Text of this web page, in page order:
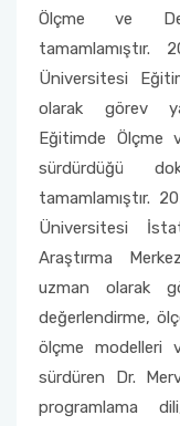
Ölçme ve
tamamlamıştır.
Üniversitesi
olarak görev
Eğitimde Ölçme
sürdürdüğü
tamamlamıştır.
Üniversitesi
Araştırma
uzman olarak
değerlendirme,
ölçme modelleri
sürdüren Dr.
programlama